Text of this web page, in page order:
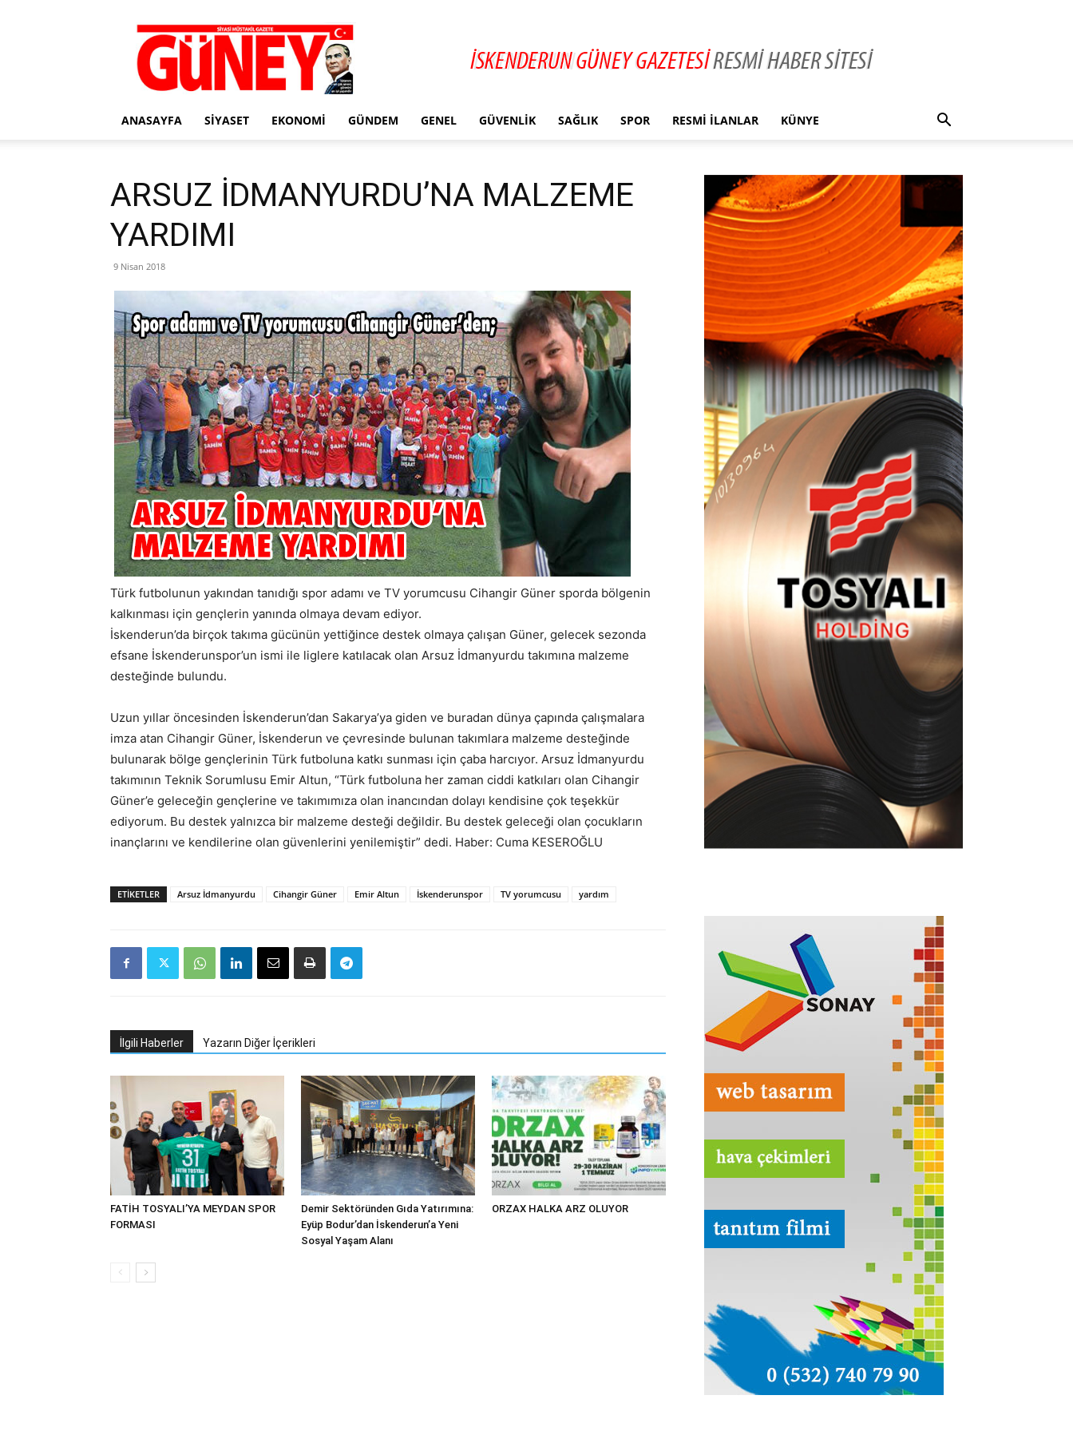
Gazete
Güney
ANASAYFA SIYASET EKONOMI GÜNDEM GENEL GÜVENLIK SAĞLIK SPOR RESMI İLANLAR KÜNYE
ARSUZ İDMANYURDU’NA MALZEME
YARDIMI
9 Nisan 2018
Türk futbolunun yakından tanıdığı spor adamı ve TV yorumcusu Cihangir Güner sporda bölgenin
kalkınması için gençlerin yanında olmaya devam ediyor.
İskenderun’da birçok takıma gücünün yettiğince destek olmaya çalışan Güner, gelecek sezonda
efsane İskenderunspor’un ismi ile liglere katılacak olan Arsuz İdmanyurdu takımına malzeme
desteğinde bulundu.
Uzun yıllar öncesinden İskenderun’dan Sakarya’ya giden ve buradan dünya çapında çalışmalara
imza atan Cihangir Güner, İskenderun ve çevresinde bulunan takımlara malzeme desteğinde
bulunarak bölge gençlerinin Türk futboluna katkı sunması için çaba harcıyor. Arsuz İdmanyurdu
takımının Teknik Sorumlusu Emir Altun, “Türk futboluna her zaman ciddi katkıları olan Cihangir
Güner’e geleceğin gençlerine ve takımımıza olan inancından dolayı kendisine çok teşekkür
ediyorum. Bu destek yalnızca bir malzeme desteği değildir. Bu destek geleceği olan çocukların
inançlarını ve kendilerine olan güvenlerini yenilemiştir” dedi. Haber: Cuma KESEROĞLU
ETIKETLER Arsuz İdmanyurdu Cihangir Güner Emir Altun İskenderunspor TV yorumcusu yardım
İlgili Haberler Yazarın Diğer İçerikleri
FATİH TOSYALI’YA MEYDAN SPOR
FORMASI
Demir Sektöründen Gıda Yatırımına:
Eyüp Bodur’dan İskenderun’a Yeni
Sosyal Yaşam Alanı
ORZAX HALKA ARZ OLUYOR